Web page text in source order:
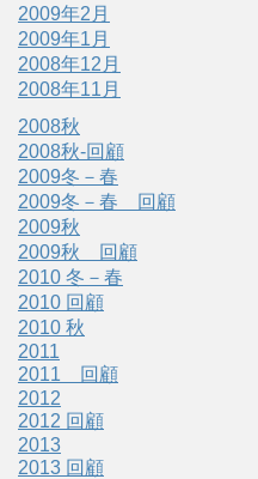
2009年2月
2009年1月
2008年12月
2008年11月
2008秋
2008秋-回顧
2009冬－春
2009冬－春 回顧
2009秋
2009秋 回顧
2010 冬－春
2010 回顧
2010 秋
2011
2011 回顧
2012
2012 回顧
2013
2013 回顧